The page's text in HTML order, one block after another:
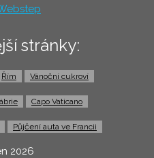
stránky:
Řím Vánoční cukroví
Capo Vaticano
Půjčení auta ve Francii
2026